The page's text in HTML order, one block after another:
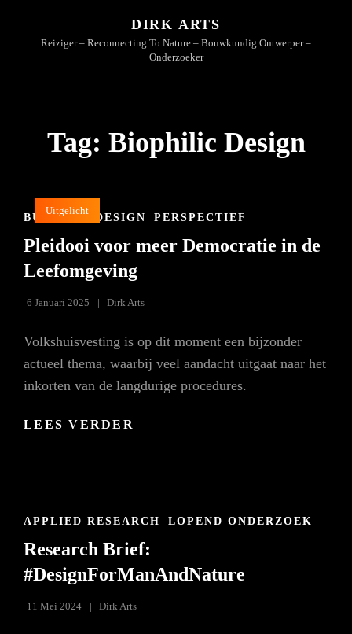
DIRK ARTS
Reiziger – Reconnecting To Nature – Bouwkundig Ontwerper –
Onderzoeker
Tag: Biophilic Design
Uitgelicht
CAT
BUILDING DESIGN PERSPECTIEF
Pleidooi voor meer Democratie in de
Leefomgeving
6 Januari 2025 Dirk Arts
Volkshuisvesting is op dit moment een bijzonder
actueel thema, waarbij veel aandacht uitgaat naar het
inkorten van de langdurige procedures.
LEES VERDER
PLEIDOOI
DEMOCRATIE
CAT
APPLIED RESEARCH LOPEND ONDERZOEK
Research Brief:
#DesignForManAndNature
11 Mei 2024 Dirk Arts